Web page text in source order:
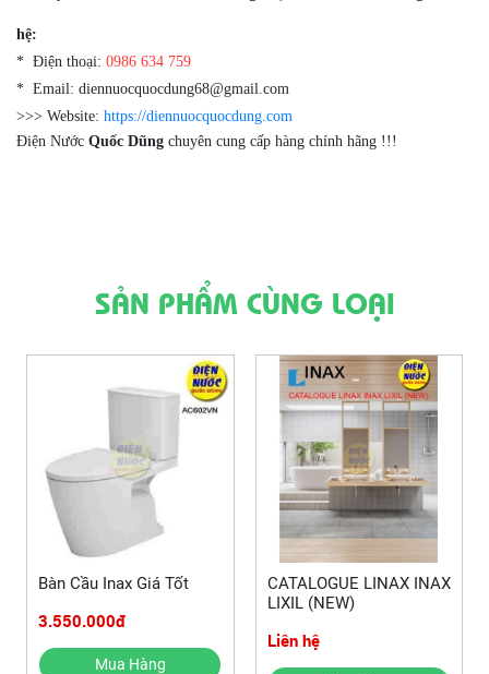
hệ:
* Điện thoại: 0986 634 759
* Email: diennuocquocdung68@gmail.com
>>> Website: https://diennuocquocdung.com
Điện Nước Quốc Dũng chuyên cung cấp hàng chính hãng !!!
SẢN PHẨM CÙNG LOẠI
Bàn Cầu Inax Giá Tốt
3.550.000đ
Mua Hàng
CATALOGUE LINAX INAX
LIXIL (NEW)
Liên hệ